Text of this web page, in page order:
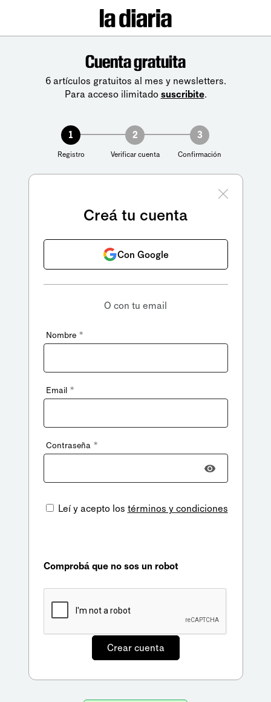
Cuenta gratuita
6 artículos gratuitos al mes y newsletters.
Para acceso ilimitado suscribite.
1
Registro
2
Verificar cuenta
3
Confirmación
Creá tu cuenta
Con Google
O con tu email
Nombre *
Email *
Contraseña *
Leí y acepto los términos y condiciones
Comprobá que no sos un robot